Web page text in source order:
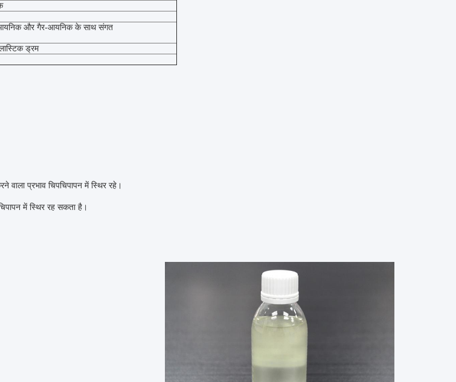
और गैर-आयनिक के साथ संगत
ड्रम
वाला प्रभाव चिपचिपापन में स्थिर रहे।
में स्थिर रह सकता है।